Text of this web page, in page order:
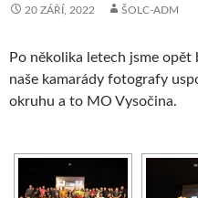
20 ZÁŘÍ, 2022 ŠOLC-ADM
Po několika letech jsme
naše kamarády fotografy
okruhu a to MO Vysočina.